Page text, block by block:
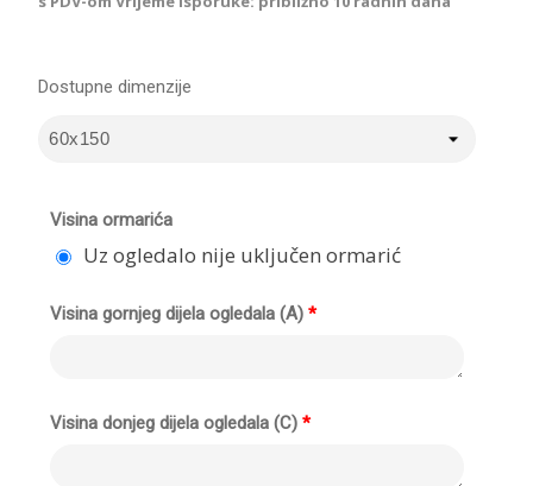
Visina ormarića
Uz ogledalo nije uključen ormarić
*
Visina gornjeg dijela ogledala (A)
*
Visina donjeg dijela ogledala (C)
Dostupne dimenzije